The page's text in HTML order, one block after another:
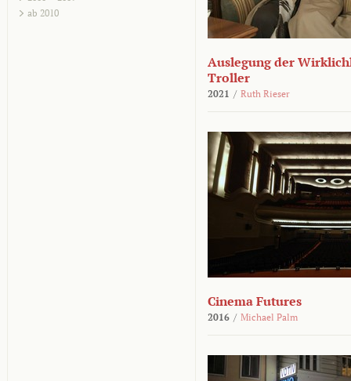
ab 2010
Auslegung der
Troller
2021 / Ruth Rieser
Cinema Futures
2016 / Michael Palm